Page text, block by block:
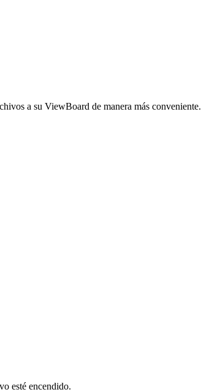
a su ViewBoard de manera más conveniente.
esté encendido.